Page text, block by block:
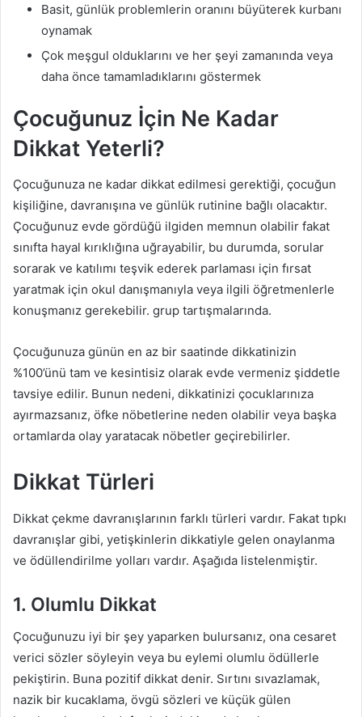
Basit, günlük problemlerin oranını büyüterek kurbanı
oynamak
Çok meşgul olduklarını ve her şeyi zamanında veya
daha önce tamamladıklarını göstermek
Çocuğunuz İçin Ne Kadar
Dikkat Yeterli?
Çocuğunuza ne kadar dikkat edilmesi gerektiği, çocuğun
kişiliğine, davranışına ve günlük rutinine bağlı olacaktır.
Çocuğunuz evde gördüğü ilgiden memnun olabilir fakat
sınıfta hayal kırıklığına uğrayabilir, bu durumda, sorular
sorarak ve katılımı teşvik ederek parlaması için fırsat
yaratmak için okul danışmanıyla veya ilgili öğretmenlerle
konuşmanız gerekebilir. grup tartışmalarında.
Çocuğunuza günün en az bir saatinde dikkatinizin
%100’ünü tam ve kesintisiz olarak evde vermeniz şiddetle
tavsiye edilir. Bunun nedeni, dikkatinizi çocuklarınıza
ayırmazsanız, öfke nöbetlerine neden olabilir veya başka
ortamlarda olay yaratacak nöbetler geçirebilirler.
Dikkat Türleri
Dikkat çekme davranışlarının farklı türleri vardır. Fakat tıpkı
davranışlar gibi, yetişkinlerin dikkatiyle gelen onaylanma
ve ödüllendirilme yolları vardır. Aşağıda listelenmiştir.
1. Olumlu Dikkat
Çocuğunuzu iyi bir şey yaparken bulursanız, ona cesaret
verici sözler söyleyin veya bu eylemi olumlu ödüllerle
pekiştirin. Buna pozitif dikkat denir. Sırtını sıvazlamak,
nazik bir kucaklama, övgü sözleri ve küçük gülen